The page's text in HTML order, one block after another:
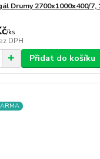
Drumy 2700x1000x400/7,
/ks
DPH
Přidat do košíku